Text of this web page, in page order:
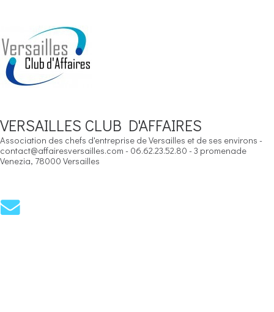
VERSAILLES CLUB D'AFFAIRES
Association des chefs d'entreprise de Versailles et de ses environs -
contact@affairesversailles.com - 06.62.23.52.80 - 3 promenade
Venezia, 78000 Versailles